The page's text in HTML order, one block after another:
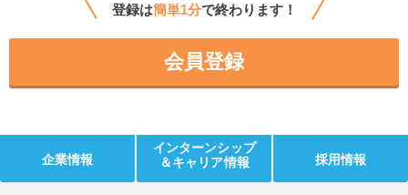
登録は簡単1分で終わります！
会員登録
企業情報
インターンシップ
＆キャリア情報
採用情報